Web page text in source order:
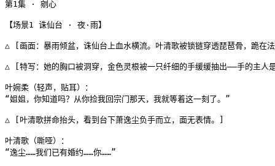
第1集 · 剜心
【场景1 诛仙台 · 夜·雨】
△ [画面：暴雨倾盆，诛仙台上血水横流。叶清歌被锁链穿透琵琶骨，跪在
△ [特写：她的胸口被洞穿，金色灵根被一只纤细的手缓缓抽出——手的主人
叶婉柔（轻声，贴耳）：
“姐姐，你知道吗？从你捡我回宗门那天，我就等着这一刻了。”
△ [叶清歌拼命抬头，看到台下萧逸尘负手而立，面无表情。]
叶清歌（嘶哑）：
“逸尘……我们已有婚约……你……”